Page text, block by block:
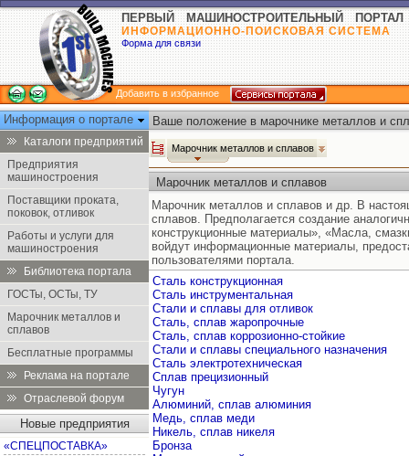
ПЕРВЫЙ МАШИНОСТРОИТЕЛЬНЫЙ ПОРТАЛ
ИНФОРМАЦИОННО-ПОИСКОВАЯ СИСТЕМА
Форма для связи
Добавить в избранное
Информация о портале
Каталоги предприятий
Предприятия
машиностроения
Поставщики проката,
поковок, отливок
Работы и услуги для
машиностроения
Библиотека портала
ГОСТы, ОСТы, ТУ
Марочник металлов и
сплавов
Бесплатные программы
Реклама на портале
Отраслевой форум
Новые предприятия
«СПЕЦПОСТАВКА»
Ваше положение в марочнике металлов и
Марочник металлов и сплавов
Марочник металлов и сплавов
Марочник металлов и сплавов и др. В
сплавов. Предполагается создание
конструкционные материалы», «Масла,
войдут информационные материалы,
пользователями портала.
Сталь конструкционная
Сталь инструментальная
Стали и сплавы для отливок
Сталь, сплав жаропрочные
Сталь, сплав коррозионно-стойкие
Стали и сплавы специального назначения
Сталь электротехническая
Сплав прецизионный
Чугун
Алюминий, сплав алюминия
Медь, сплав меди
Никель, сплав никеля
Бронза